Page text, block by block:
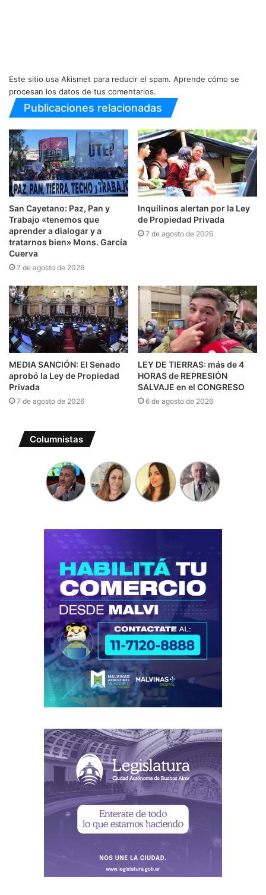
Este sitio usa Akismet para reducir el spam. Aprende cómo se
procesan los datos de tus comentarios.
Publicaciones relacionadas
San Cayetano: Paz, Pan y
Trabajo «tenemos que
aprender a dialogar y a
tratarnos bien» Mons. García
Cuerva
7 de agosto de 2026
Inquilinos alertan por la Ley
de Propiedad Privada
7 de agosto de 2026
MEDIA SANCIÓN: El Senado
aprobó la Ley de Propiedad
Privada
7 de agosto de 2026
LEY DE TIERRAS: más de 4
HORAS de REPRESIÓN
SALVAJE en el CONGRESO
6 de agosto de 2026
Columnistas